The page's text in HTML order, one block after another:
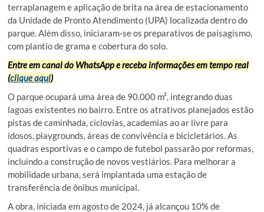
terraplanagem e aplicação de brita na área de estacionamento
da Unidade de Pronto Atendimento (UPA) localizada dentro do
parque. Além disso, iniciaram-se os preparativos de paisagismo,
com plantio de grama e cobertura do solo.
Entre em canal do WhatsApp e receba informações em tempo real
(clique aqui)
O parque ocupará uma área de 90.000 m², integrando duas
lagoas existentes no bairro. Entre os atrativos planejados estão
pistas de caminhada, ciclovias, academias ao ar livre para
idosos, playgrounds, áreas de convivência e bicicletários. As
quadras esportivas e o campo de futebol passarão por reformas,
incluindo a construção de novos vestiários. Para melhorar a
mobilidade urbana, será implantada uma estação de
transferência de ônibus municipal.
A obra, iniciada em agosto de 2024, já alcançou 10% de